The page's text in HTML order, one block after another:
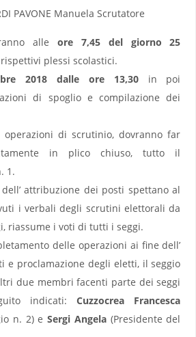
PAVONE Manuela Scrutatore
alle ore 7,45 del giorno 25
plessi scolastici.
2018 dalle ore 13,30in poi
di spoglio e compilazione dei
di scrutinio, dovranno far
in plico chiuso, tutto il
1.
attribuzione dei posti spettano al
i verbali degli scrutini elettorali da
riassume i voti di tutti i seggi.
delle operazioni ai fine dell’
e proclamazione degli eletti, il seggio
due membri facenti parte dei seggi
indicati:Cuzzocrea Francesca
n. 2) eSergi Angela(Presidente del